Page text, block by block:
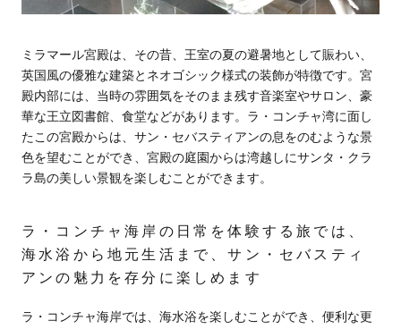
ミラマール宮殿は、その昔、王室の夏の避暑地として賑わい、
英国風の優雅な建築とネオゴシック様式の装飾が特徴です。宮
殿内部には、当時の雰囲気をそのまま残す音楽室やサロン、豪
華な王立図書館、食堂などがあります。ラ・コンチャ湾に面し
たこの宮殿からは、サン・セバスティアンの息をのむような景
色を望むことができ、宮殿の庭園からは湾越しにサンタ・クラ
ラ島の美しい景観を楽しむことができます。
ラ・コンチャ海岸の日常を体験する旅では、
海水浴から地元生活まで、サン・セバスティ
アンの魅力を存分に楽しめます
ラ・コンチャ海岸では、海水浴を楽しむことができ、便利な更